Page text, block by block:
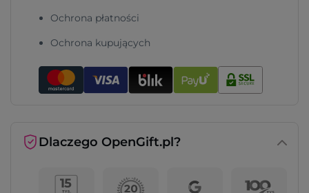
Ochrona płatności
Ochrona kupujących
Dlaczego OpenGift.pl?